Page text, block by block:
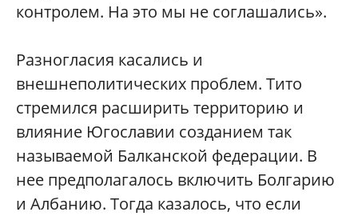
контролем. На это мы не соглашались».
Разногласия касались и
внешнеполитических проблем. Тито
стремился расширить территорию и
влияние Югославии созданием так
называемой Балканской федерации. В
нее предполагалось включить Болгарию
и Албанию. Тогда казалось, что если